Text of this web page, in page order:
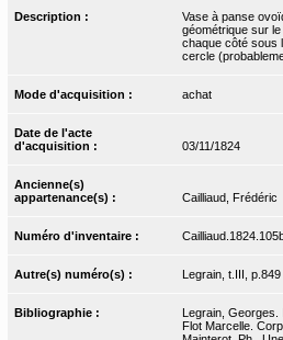
Description :
Vase à panse
géométrique sur
chaque côté sous
cercle
Mode d'acquisition : achat
Date de l'acte
d'acquisition :
03/11/1824
Ancienne(s)
appartenance(s) :
Cailliaud, Frédéric
Numéro d'inventaire :
Autre(s) numéro(s) : Legrain, t.III,
Bibliographie :
Legrain, Georges.
Flot Marcelle.